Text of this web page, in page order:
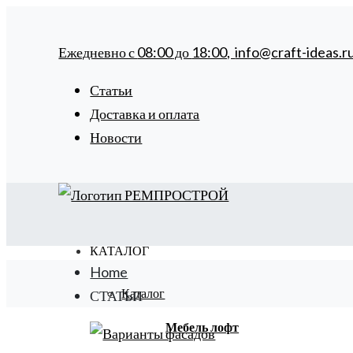
Ежедневно с08:00до 18:00,info@craft-
Статьи
Доставка и оплата
Новости
КАТАЛОГ
Каталог
Мебель лофт
Home
СТАТЬИ